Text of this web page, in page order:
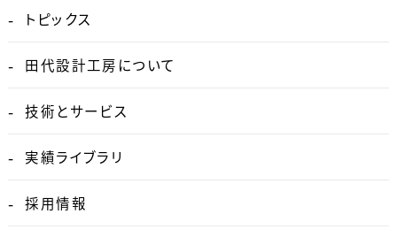
トピックス
田代設計工房について
技術とサービス
実績ライブラリ
採用情報